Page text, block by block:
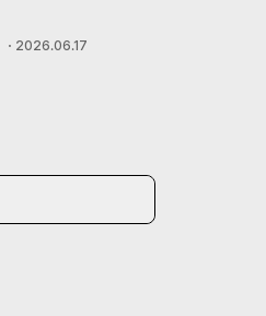
・ 2026.06.17